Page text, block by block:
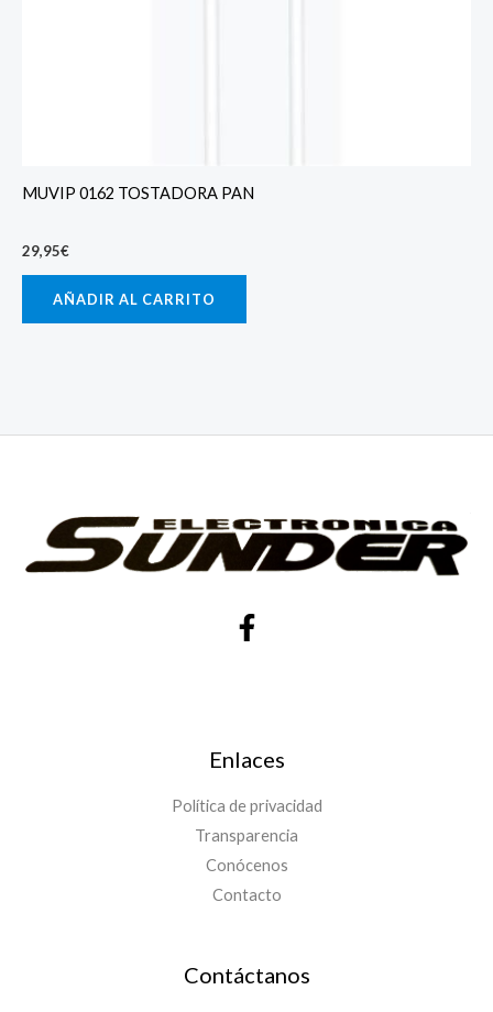
MUVIP 0162 TOSTADORA PAN
29,95€
AÑADIR AL CARRITO
Enlaces
Política de privacidad
Transparencia
Conócenos
Contacto
Contáctanos